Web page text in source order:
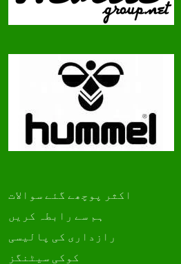
اکثر پوچھے گئے سوالات
ہم سے رابطہ کریں
رازداری کی پالیسی
کوکی سیٹنگز